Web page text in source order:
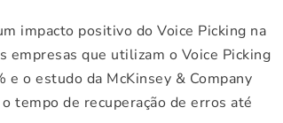
impacto positivo do Voice Picking na
empresas que utilizam o Voice Picking
o estudo da McKinsey & Company
tempo de recuperação de erros até